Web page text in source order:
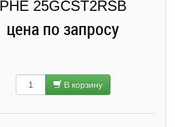
PHE 25GCST2RSB
цена по запросу
В корзину